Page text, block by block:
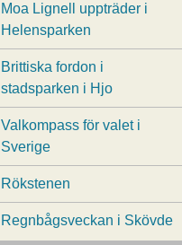
Moa Lignell uppträder i
Helensparken
Brittiska fordon i
stadsparken i Hjo
Valkompass för valet i
Sverige
Rökstenen
Regnbågsveckan i Skövde